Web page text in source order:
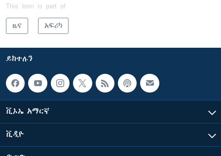
This item is part of
ዜና አፍሪካ
ይከተሉን
ቪኦኤ አማርኛ
ቪዲዮ